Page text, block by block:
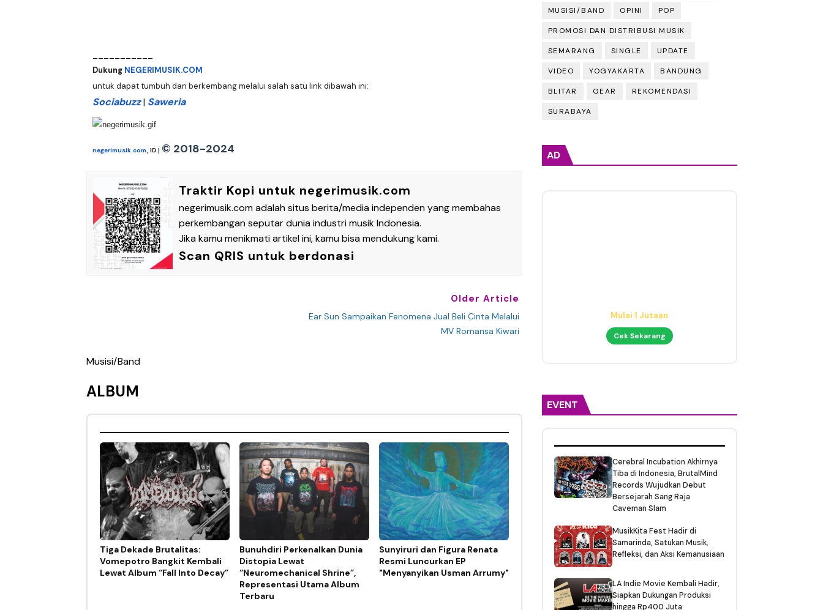
Dukung NEGERIMUSIK.COM
untuk dapat tumbuh dan berkembang melalui salah satu link dibawah ini:
Sociabuzz| Saweria
negerimusik.com , ID | © 2018-2024
Traktir Kopi untuk negerimusik.com
negerimusik.com adalah situs berita/media independen yang membahas
perkembangan seputar dunia industri musik Indonesia.
Jika kamu menikmati artikel ini, kamu bisa mendukung kami.
Scan QRIS untuk berdonasi
Older Article
Ear Sun Sampaikan Fenomena Jual Beli Cinta Melalui
MV Romansa Kiwari
Musisi/Band
ALBUM
Tiga Dekade Brutalitas:
Vomepotro Bangkit Kembali
Lewat Album “Fall Into Decay”
Bunuhdiri Perkenalkan Dunia
Distopia Lewat
“Neuromechanical Shrine”,
Representasi Utama Album
Terbaru
Sunyiruri dan Figura Renata
Resmi Luncurkan EP
"Menyanyikan Usman Arrumy"
MUSISI/BAND OPINI POP
PROMOSI DAN DISTRIBUSI MUSIK
SEMARANG SINGLE UPDATE
VIDEO YOGYAKARTA BANDUNG
BLITAR GEAR REKOMENDASI
SURABAYA
AD
Cocok untuk Cover & Podcast
Cek Sekarang
EVENT
Cerebral Incubation Akhirnya
Tiba di Indonesia, BrutalMind
Records Wujudkan Debut
Bersejarah Sang Raja
Caveman Slam
MusikKita Fest Hadir di
Samarinda, Satukan Musik,
Refleksi, dan Aksi Kemanusiaan
LA Indie Movie Kembali Hadir,
Siapkan Dukungan Produksi
hingga Rp400 Juta